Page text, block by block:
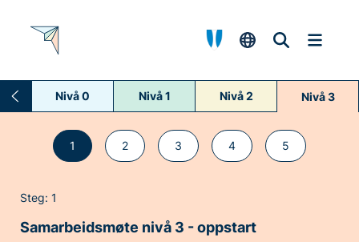
Nivå 0 Nivå 1 Nivå 2 Nivå 3
1 2 3 4 5
Steg: 1
Samarbeidsmøte nivå 3 - oppstart